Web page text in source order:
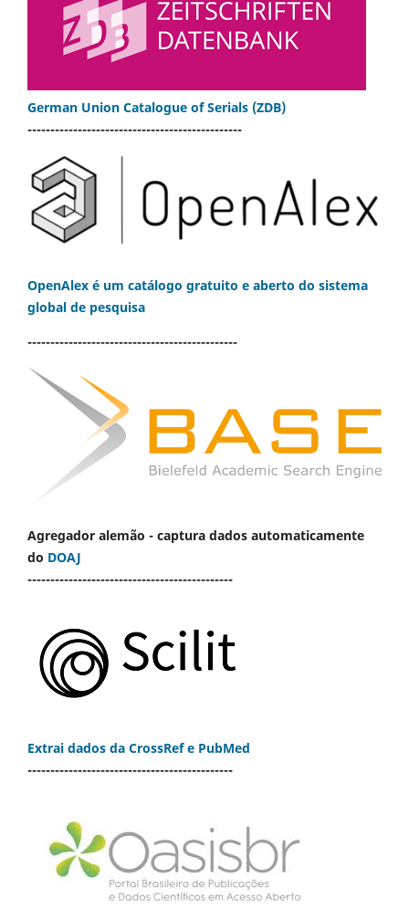
German Union Catalogue of Serials (ZDB)
-----------------------------------------------
OpenAlex é um catálogo gratuito e aberto do sistema
global de pesquisa
----------------------------------------------
Agregador alemão - captura dados automaticamente
do DOAJ
---------------------------------------------
Extrai dados da CrossRef e PubMed
---------------------------------------------